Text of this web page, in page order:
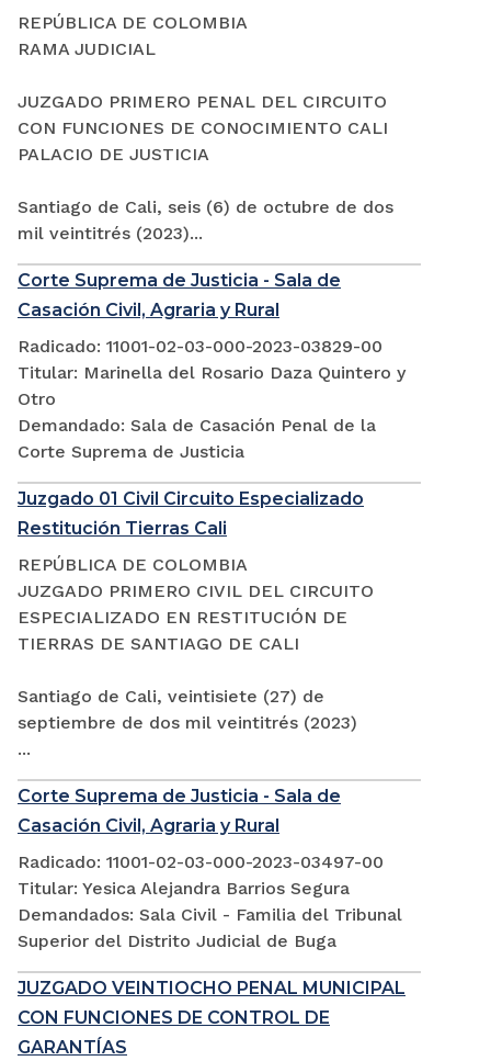
REPÚBLICA DE COLOMBIA
RAMA JUDICIAL
JUZGADO PRIMERO PENAL DEL CIRCUITO
CON FUNCIONES DE CONOCIMIENTO CALI
PALACIO DE JUSTICIA
Santiago de Cali, seis (6) de octubre de dos
mil veintitrés (2023)...
Corte Suprema de Justicia - Sala de
Casación Civil, Agraria y Rural
Radicado: 11001-02-03-000-2023-03829-00
Titular: Marinella del Rosario Daza Quintero y
Otro
Demandado: Sala de Casación Penal de la
Corte Suprema de Justicia
Juzgado 01 Civil Circuito Especializado
Restitución Tierras Cali
REPÚBLICA DE COLOMBIA
JUZGADO PRIMERO CIVIL DEL CIRCUITO
ESPECIALIZADO EN RESTITUCIÓN DE
TIERRAS DE SANTIAGO DE CALI
Santiago de Cali, veintisiete (27) de
septiembre de dos mil veintitrés (2023)
...
Corte Suprema de Justicia - Sala de
Casación Civil, Agraria y Rural
Radicado: 11001-02-03-000-2023-03497-00
Titular: Yesica Alejandra Barrios Segura
Demandados: Sala Civil - Familia del Tribunal
Superior del Distrito Judicial de Buga
JUZGADO VEINTIOCHO PENAL MUNICIPAL
CON FUNCIONES DE CONTROL DE
GARANTÍAS